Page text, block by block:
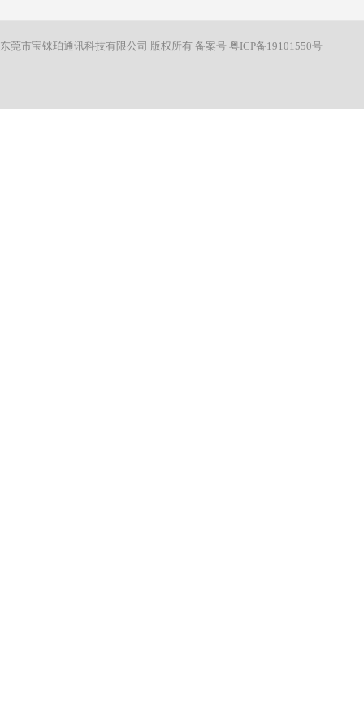
东莞市宝铼珀通讯科技有限公司 版权所有 备案号 粤ICP备19101550号